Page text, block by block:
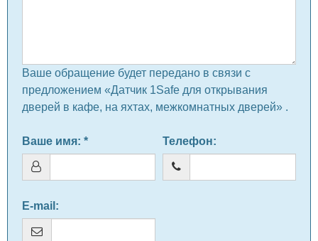
Ваше обращение будет передано в связи с
предложением «Датчик 1Safe для открывания
дверей в кафе, на яхтах, межкомнатных дверей» .
Ваше имя: * Телефон:
E-mail :